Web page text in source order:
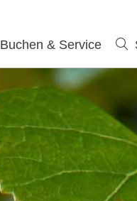
Buchen & Service